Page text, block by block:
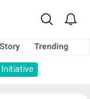
Trending